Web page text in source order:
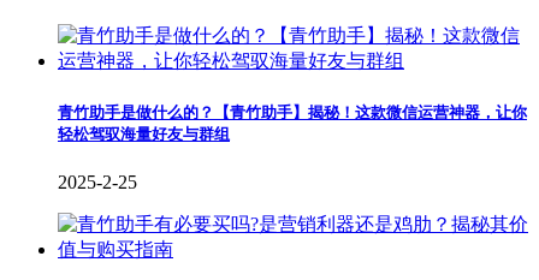
青竹助手是做什么的？【青竹助手】揭秘！这款微信运营神器，让你
轻松驾驭海量好友与群组
2025-2-25